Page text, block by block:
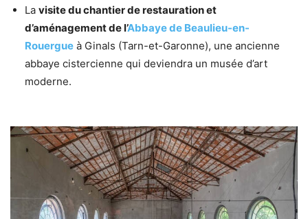
La visite du chantier de restauration et
d’aménagement de l’Abbaye de Beaulieu-en-
Rouergue à Ginals (Tarn-et-Garonne), une ancienne
abbaye cistercienne qui deviendra un musée d’art
moderne.